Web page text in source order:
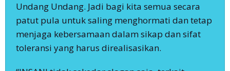
Undang Undang. Jadi bagi kita semua secara
patut pula untuk saling menghormati dan tetap
menjaga kebersamaan dalam sikap dan sifat
toleransi yang harus direalisasikan.